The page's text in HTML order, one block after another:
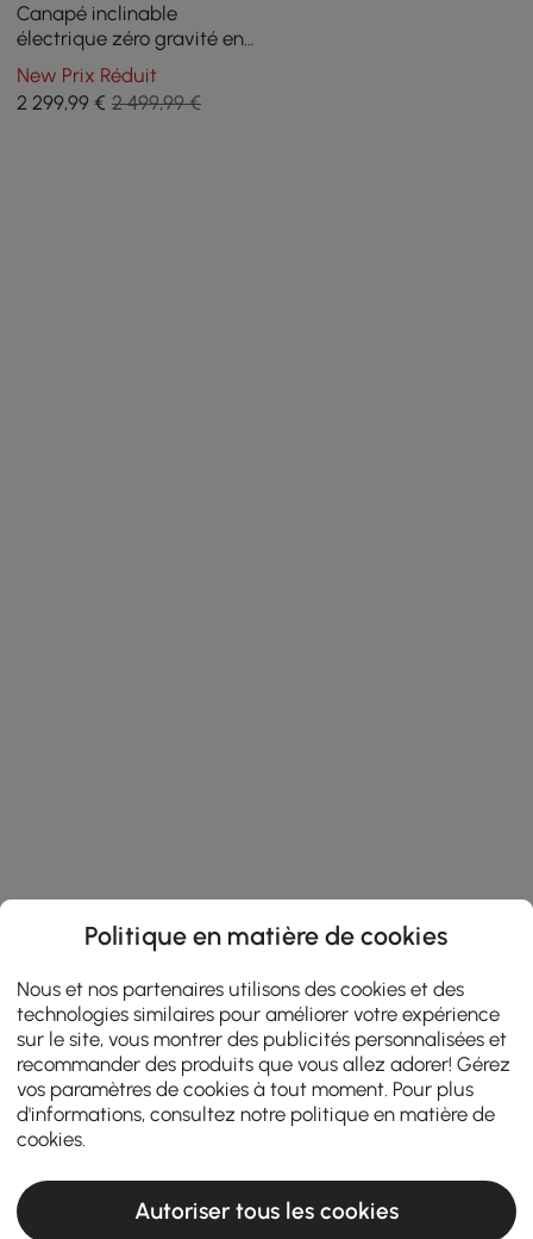
Canapé inclinable
électrique zéro gravité en
chenille 226 cm 2 places
avec oreillers et port USB
New Prix Réduit
2 299,99 € 2 499,99 €
Politique en matière de cookies
Nous et nos partenaires utilisons des cookies et des
technologies similaires pour améliorer votre expérience
sur le site, vous montrer des publicités personnalisées et
recommander des produits que vous allez adorer! Gérez
vos paramètres de cookies à tout moment. Pour plus
d'informations, consultez notre politique en matière de
cookies
Autoriser tous les cookies